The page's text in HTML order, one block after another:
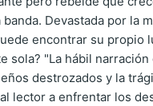
Devastada por la
encontrar su
sola? "La hábil
destrozados y la
lector a enfrentar los